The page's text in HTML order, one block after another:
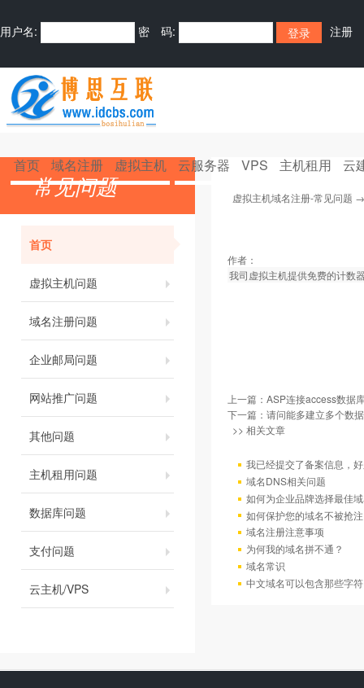
用户名: 密 码: 注册
首页 域名注册 虚拟主机 云服务器 VPS 主机租用 云
常见问题
首页
虚拟主机问题
域名注册问题
企业邮局问题
网站推广问题
其他问题
主机租用问题
数据库问题
支付问题
云主机/VPS
虚拟主机域名注册-常见问题
作者：
我司虚拟主机提供免费的计数
上一篇： ASP连接access数据
下一篇： 请问能多建立多个数
>> 相关文章
我已经提交了备案信息，
域名DNS相关问题
如何为企业品牌选择最佳
如何保护您的域名不被抢注
域名注册注意事项
为何我的域名拼不通？
域名常识
中文域名可以包含那些字